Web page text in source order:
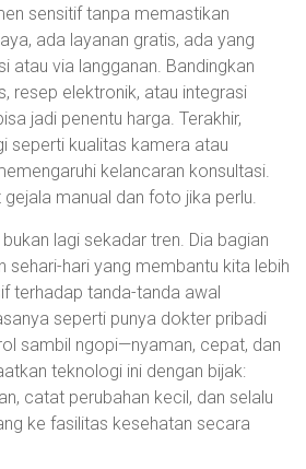
sensitif tanpa memastikan
ada layanan gratis, ada yang
atau via langganan. Bandingkan
resep elektronik, atau integrasi
jadi penentu harga. Terakhir,
seperti kualitas kamera atau
kelancaran konsultasi.
manual dan foto jika perlu.
lagi sekadar tren. Dia bagian
sehari-hari yang membantu kita lebih
terhadap tanda-tanda awal
seperti punya dokter pribadi
sambil ngopi—nyaman, cepat, dan
teknologi ini dengan bijak:
catat perubahan kecil, dan selalu
ke fasilitas kesehatan secara